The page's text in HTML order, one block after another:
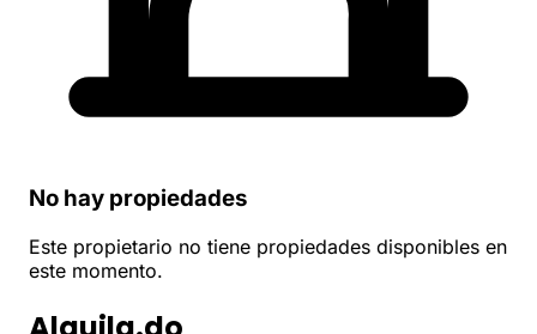
No hay propiedades
Este propietario no tiene propiedades disponibles en
este momento.